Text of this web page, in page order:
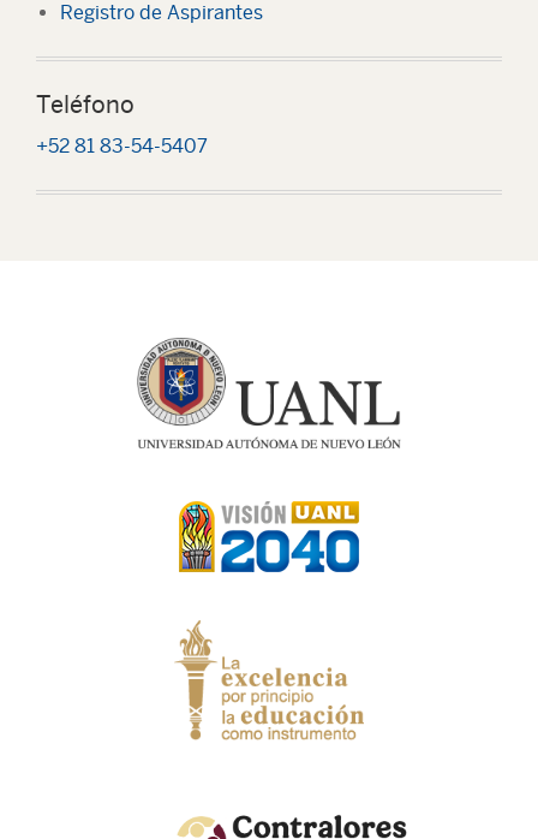
Registro de Aspirantes
Teléfono
+52 81 83-54-5407